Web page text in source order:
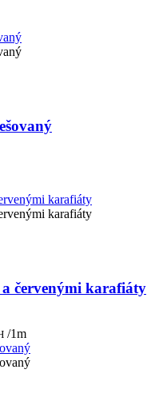
červenými karafiáty
/1m